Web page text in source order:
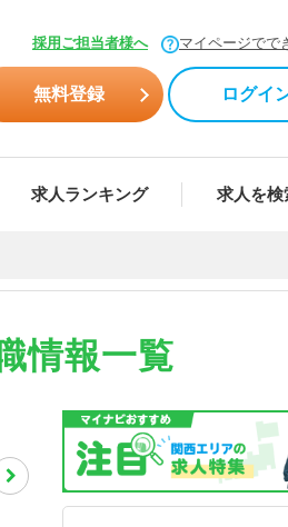
採用ご担当者様へ マイページでで
無料登録 ログイ
求人ランキング 求人を検
情報一覧